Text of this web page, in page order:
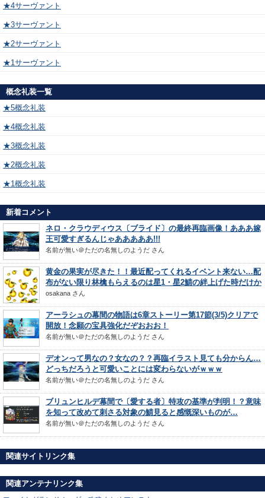
★4サーヴァント
★3サーヴァント
★2サーヴァント
★1サーヴァント
概念礼装一覧
★5概念礼装
★4概念礼装
★3概念礼装
★2概念礼装
★1概念礼装
新着コメント
ネロ・クラウディウス〔ブライド〕の最終再臨画像！あああ嫁
王可愛すぎるんじゃあああああ!!!
名前が無い＠ただの名無しのようだ さん
黄金の果実が尽きた！！最近配ってくれるイベント来ない…配
布がない限り林檎もらえるのは星1・星2鯖の絆上げた時だけか
osakana さん
アーラシュの幕間の物語は6章ストーリー第17節(3/5)クリアで
開放！念願の宝具強化だぞおおお！
名前が無い＠ただの名無しのようだ さん
デオンって男なの？女なの？？再臨イラスト見ても分からん…
どっちだろうと可愛いことには変わらないがｗｗｗ
名前が無い＠ただの名無しのようだ さん
ブリュンヒルデ幕間で〔愛する者〕特攻の基準が判明！？意味
を知って改めて刺さる対象の鯖見ると感慨深いものが…
名前が無い＠ただの名無しのようだ さん
関連サイトリンク集
関連アンテナリンク集